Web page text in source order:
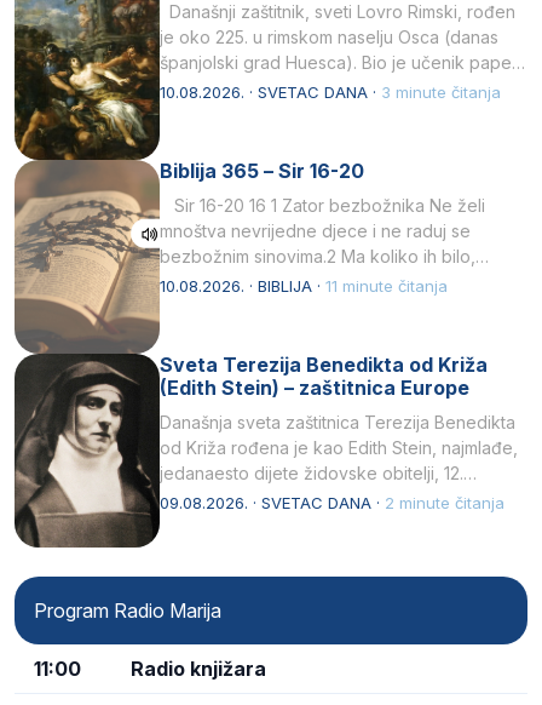
Današnji zaštitnik, sveti Lovro Rimski, rođen
je oko 225. u rimskom naselju Osca (danas
španjolski grad Huesca). Bio je učenik pape…
10.08.2026. · SVETAC DANA · 3 minute čitanja
Biblija 365 – Sir 16-20
Sir 16-20 16 1 Zator bezbožnika Ne želi
mnoštva nevrijedne djece i ne raduj se
bezbožnim sinovima.2 Ma koliko ih bilo,…
10.08.2026. · BIBLIJA · 11 minute čitanja
Sveta Terezija Benedikta od Križa
(Edith Stein) – zaštitnica Europe
Današnja sveta zaštitnica Terezija Benedikta
od Križa rođena je kao Edith Stein, najmlađe,
jedanaesto dijete židovske obitelji, 12.
listopada 1891, u Wrocławu…
09.08.2026. · SVETAC DANA · 2 minute čitanja
Program Radio Marija
11:00 Radio knjižara